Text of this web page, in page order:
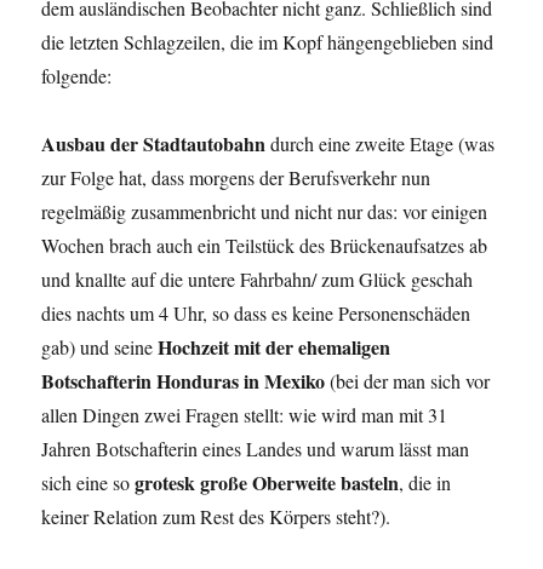
dem ausländischen Beobachter nicht ganz. Schließlich sind
die letzten Schlagzeilen, die im Kopf hängengeblieben sind
folgende:
Ausbau der Stadtautobahndurch eine zweite Etage (was
zur Folge hat, dass morgens der Berufsverkehr nun
regelmäßig zusammenbricht und nicht nur das: vor einigen
Wochen brach auch ein Teilstück des Brückenaufsatzes ab
und knallte auf die untere Fahrbahn/ zum Glück geschah
dies nachts um 4 Uhr, so dass es keine Personenschäden
gab) und seineHochzeit mit der ehemaligen
Botschafterin Honduras in Mexiko(bei der man sich vor
allen Dingen zwei Fragen stellt: wie wird man mit 31
Jahren Botschafterin eines Landes und warum lässt man
sich eine sogrotesk große Oberweite basteln, die in
keiner Relation zum Rest des Körpers steht?).